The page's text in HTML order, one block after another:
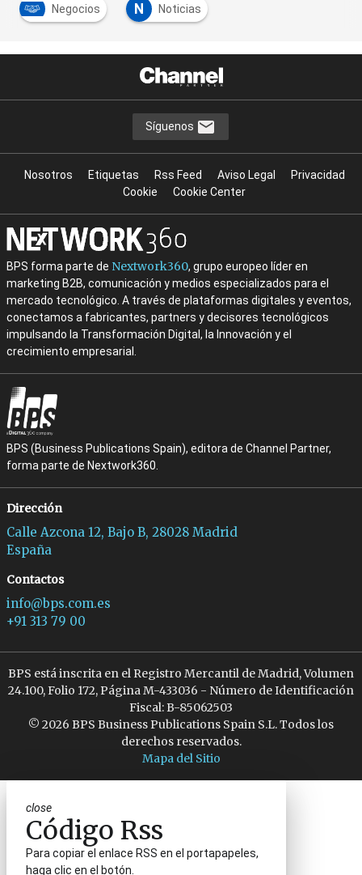
Negocios N Noticias
Síguenos
Nosotros Etiquetas Rss Feed Aviso Legal
Privacidad
Cookie
Cookie Center
BPS forma parte de Nextwork360, grupo europeo líder en
marketing B2B, comunicación y medios especializados para el
mercado tecnológico. A través de plataformas digitales y eventos,
conectamos a fabricantes, partners y decisores tecnológicos
impulsando la Transformación Digital, la Innovación y el
crecimiento empresarial.
BPS (Business Publications Spain), editora de Channel Partner,
forma parte de Nextwork360.
Dirección
Calle Azcona 12, Bajo B, 28028 Madrid
España
Contactos
info@bps.com.es
+91 313 79 00
BPS está inscrita en el Registro Mercantil de Madrid, Volumen
24.100, Folio 172, Página M-433036 - Número de Identificación
Fiscal: B-85062503
© 2026 BPS Business Publications Spain S.L. Todos los
derechos reservados.
Mapa del Sitio
close
Código Rss
Para copiar el enlace RSS en el portapapeles,
haga clic en el botón.